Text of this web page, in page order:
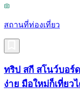
สถานที่ท่องเที่ยว
ทริป สกี สโนว์บอร์
ง่าย มือใหม่ก็เที่ยว